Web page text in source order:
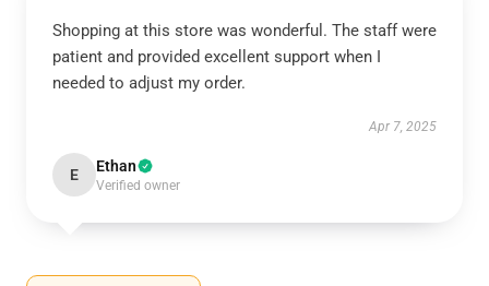
Shopping at this store was wonderful. The staff were
patient and provided excellent support when I
needed to adjust my order.
Apr 7, 2025
E Ethan
Verified owner